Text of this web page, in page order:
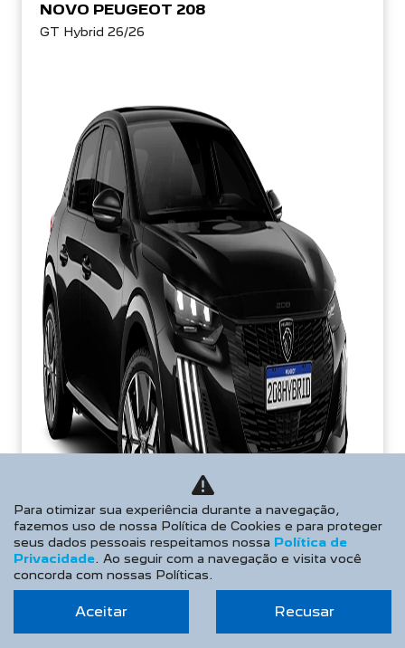
NOVO PEUGEOT 208
GT Hybrid 26/26
Para otimizar sua experiência durante a navegação,
fazemos uso de nossa Política de Cookies e para proteger
seus dados pessoais respeitamos nossa Política de
Privacidade. Ao seguir com a navegação e visita você
concorda com nossas Políticas.
Aceitar Recusar